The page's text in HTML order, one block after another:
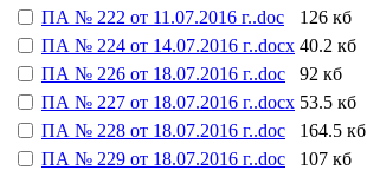
ПА № 222 от 11.07.2016 г..doc
126 кб
ПА № 224 от 14.07.2016 г..docx 40.2 кб
ПА № 226 от 18.07.2016 г..doc
92 кб
ПА № 227 от 18.07.2016 г..docx 53.5 кб
ПА № 228 от 18.07.2016 г..doc
164.5 кб
ПА № 229 от 18.07.2016 г..doc
107 кб